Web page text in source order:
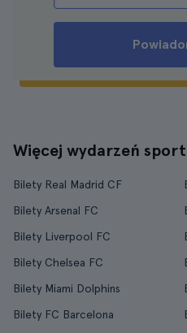
Więcej wydarzeń
Bilety Real Madrid CF
Bilety Arsenal FC
Bilety Liverpool FC
Bilety Chelsea FC
Bilety Miami Dolphins
Bilety FC Barcelona